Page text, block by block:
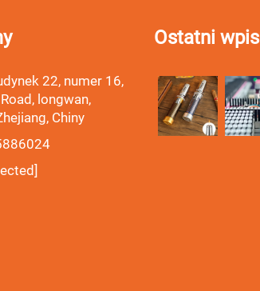
22, numer 16,
longwan,
Chiny
Ostatni wpis